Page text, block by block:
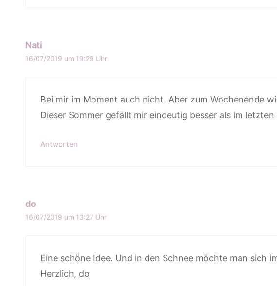
Nati
16/07/2019 um 19:29 Uhr
Bei mir im Moment auch nicht. Aber zum Wochenende
Dieser Sommer gefällt mir eindeutig besser als im letzten
Antworten
do
16/07/2019 um 13:27 Uhr
Eine schöne Idee. Und in den Schnee möchte man sich
Herzlich, do